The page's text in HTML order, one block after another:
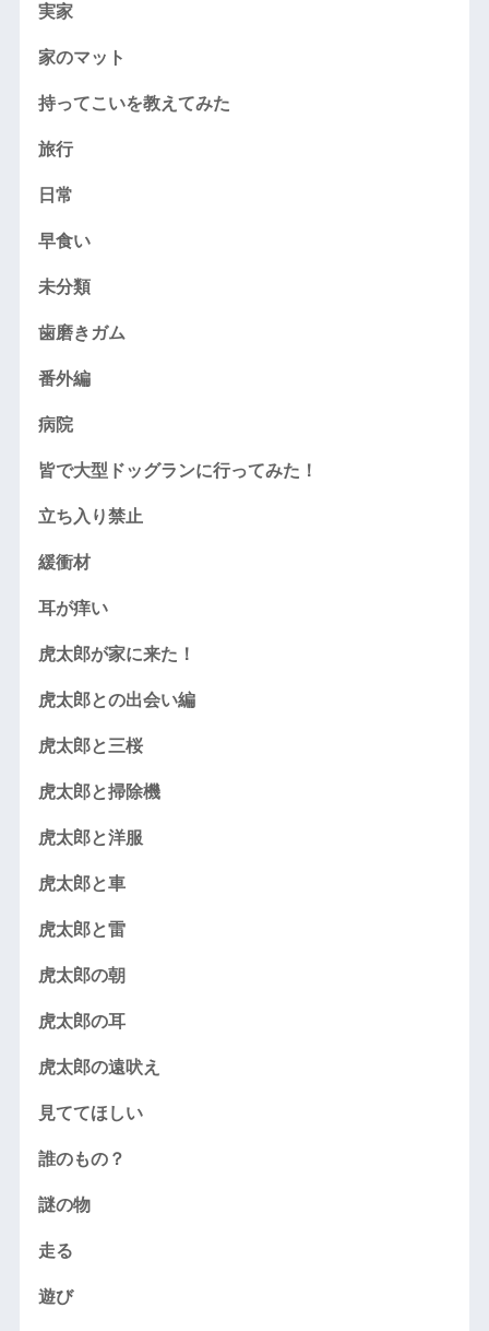
実家
家のマット
持ってこいを教えてみた
旅行
日常
早食い
未分類
歯磨きガム
番外編
病院
皆で大型ドッグランに行ってみた！
立ち入り禁止
緩衝材
耳が痒い
虎太郎が家に来た！
虎太郎との出会い編
虎太郎と三桜
虎太郎と掃除機
虎太郎と洋服
虎太郎と車
虎太郎と雷
虎太郎の朝
虎太郎の耳
虎太郎の遠吠え
見ててほしい
誰のもの？
謎の物
走る
遊び